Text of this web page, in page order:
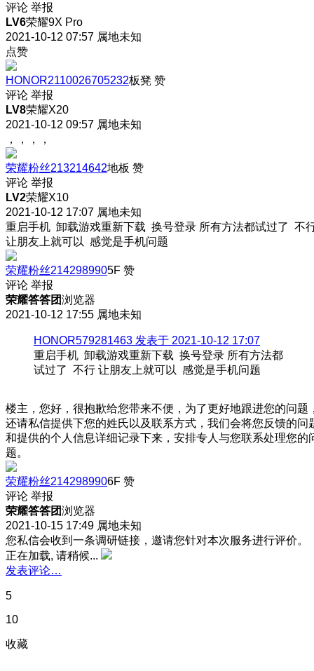
评论 举报
LV6荣耀9X Pro
2021-10-12 07:57 属地未知
点赞
HONOR2110026705232板凳 赞
评论 举报
LV8荣耀X20
2021-10-12 09:57 属地未知
，，，，
荣耀粉丝213214642地板 赞
评论 举报
LV2荣耀X10
2021-10-12 17:07 属地未知
重启手机 卸载游戏重新下载 换号登录 所有方法都试过了 不
让朋友上就可以 感觉是手机问题
荣耀粉丝2142989905F 赞
评论 举报
荣耀答答团浏览器
2021-10-12 17:55 属地未知
HONOR579281463 发表于 2021-10-12 17:07
重启手机 卸载游戏重新下载 换号登录 所有方法都
试过了 不行 让朋友上就可以 感觉是手机问题
楼主，您好，很抱歉给您带来不便，为了更好地跟进您的问题
还请私信提供下您的姓氏以及联系方式，我们会将您反馈的问
和提供的个人信息详细记录下来，安排专人与您联系处理您的
题。
荣耀粉丝2142989906F 赞
评论 举报
荣耀答答团浏览器
2021-10-15 17:49 属地未知
您私信会收到一条调研链接，邀请您针对本次服务进行评价。
正在加载, 请稍候...
发表评论…
5
10
收藏